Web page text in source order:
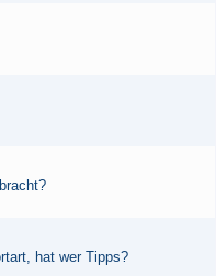
hat wer Tipps?